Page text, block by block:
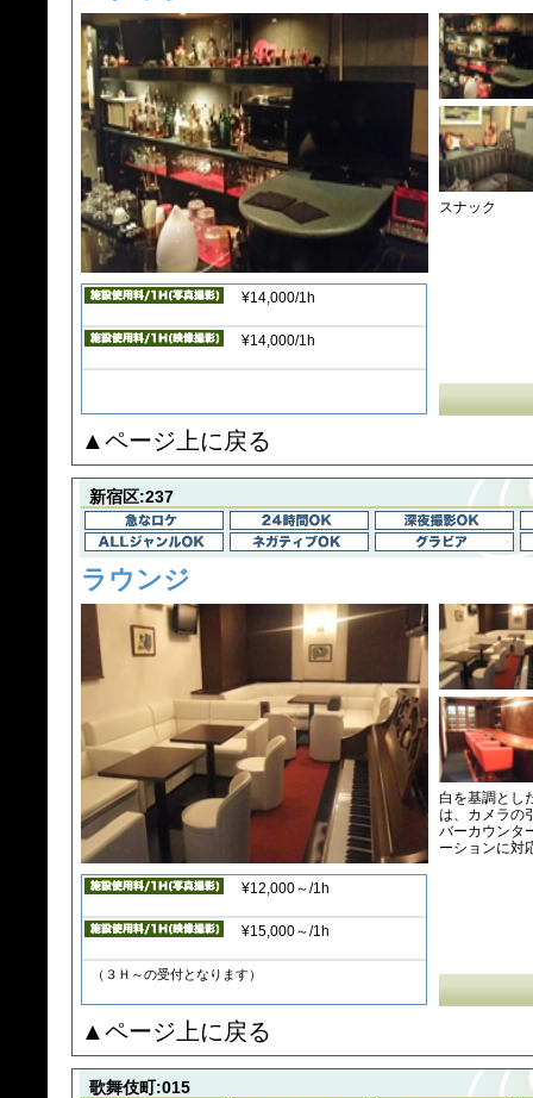
¥14,000/1h
¥14,000/1h
スナック
▲ページ上に戻る
新宿区:237
ラウンジ
¥12,000～/1h
¥15,000～/1h
（３Ｈ～の受付となります）
白を基調とし
は、カメラの
バーカウンタ
ーションに対
▲ページ上に戻る
歌舞伎町:015